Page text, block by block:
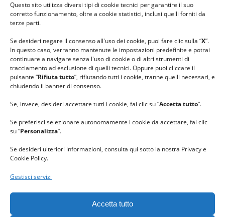
Questo sito utilizza diversi tipi di cookie tecnici per garantire il suo
corretto funzionamento, oltre a cookie statistici, inclusi quelli forniti da
terze parti.
Se desideri negare il consenso all'uso dei cookie, puoi fare clic sulla “X”.
In questo caso, verranno mantenute le impostazioni predefinite e potrai
continuare a navigare senza l'uso di cookie o di altri strumenti di
tracciamento ad esclusione di quelli tecnici. Oppure puoi cliccare il
pulsante “Rifiuta tutto”, rifiutando tutti i cookie, tranne quelli necessari, e
chiudendo il banner di consenso.
Se, invece, desideri accettare tutti i cookie, fai clic su “Accetta tutto”.
Se preferisci selezionare autonomamente i cookie da accettare, fai clic
su “Personalizza”.
Se desideri ulteriori informazioni, consulta qui sotto la nostra Privacy e
Cookie Policy.
Gestisci servizi
Accetta tutto
#lanaterapia
#ilcaloredellempatia